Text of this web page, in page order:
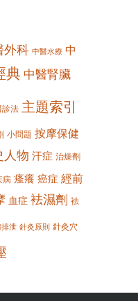
外科 中醫水療 中
典 中醫腎臟
診法 主題索引
小問題 按摩保健
人物 汗症 治燥劑
病 瘙癢 癌症 經前
血症 袪濕劑 袪
泄 針灸原則 針灸穴